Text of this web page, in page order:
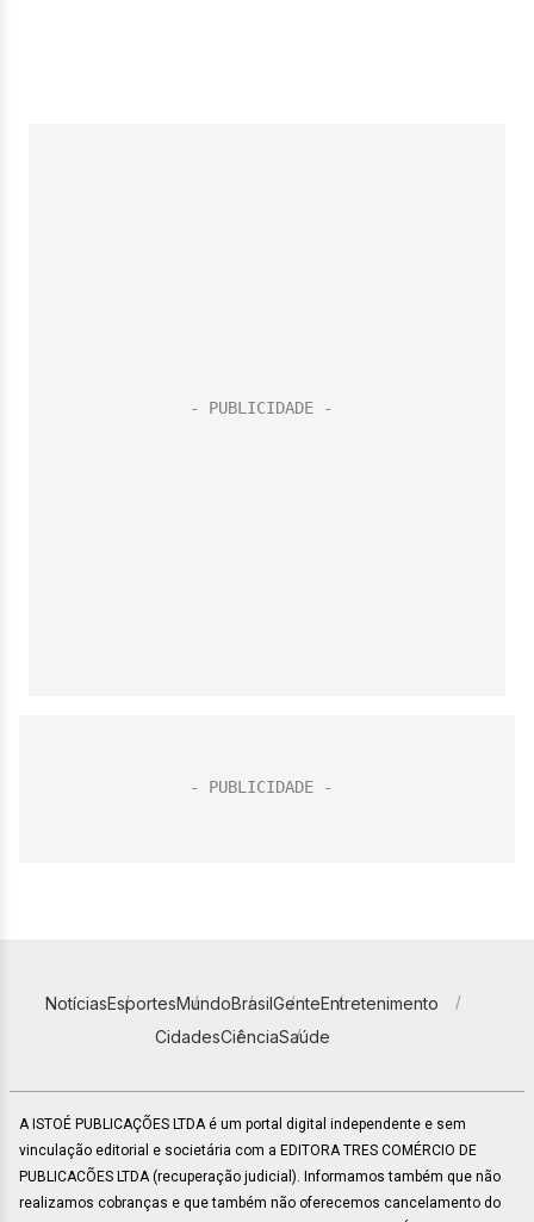
NotíciasEsportesMundoBrasilGenteEntretenimento
CidadesCiênciaSaúde
A ISTOÉ PUBLICAÇÕES LTDA é um portal digital independente e sem
vinculação editorial e societária com a EDITORA TRES COMÉRCIO DE
PUBLICACÕES LTDA (recuperação judicial). Informamos também que não
realizamos cobranças e que também não oferecemos cancelamento do